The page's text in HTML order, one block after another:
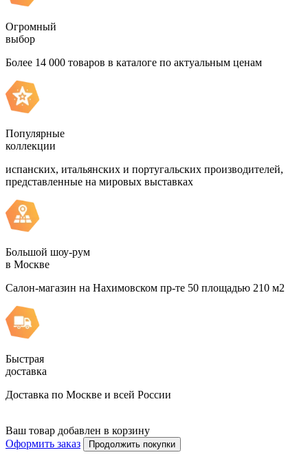
Огромный
выбор
Более 14 000 товаров в каталоге по актуальным ценам
Популярные
коллекции
испанских, итальянских и португальских производителей,
представленные на мировых выставках
Большой шоу-рум
в Москве
Салон-магазин на Нахимовском пр-те 50 площадью 210 м2
Быстрая
доставка
Доставка по Москве и всей России
Ваш товар добавлен в корзину
Оформить заказ
Продолжить покупки